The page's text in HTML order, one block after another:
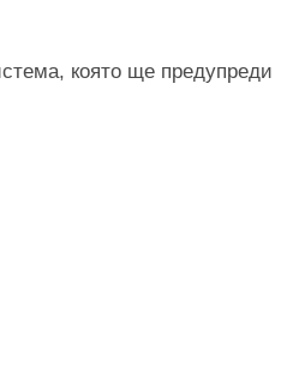
която ще предупреди